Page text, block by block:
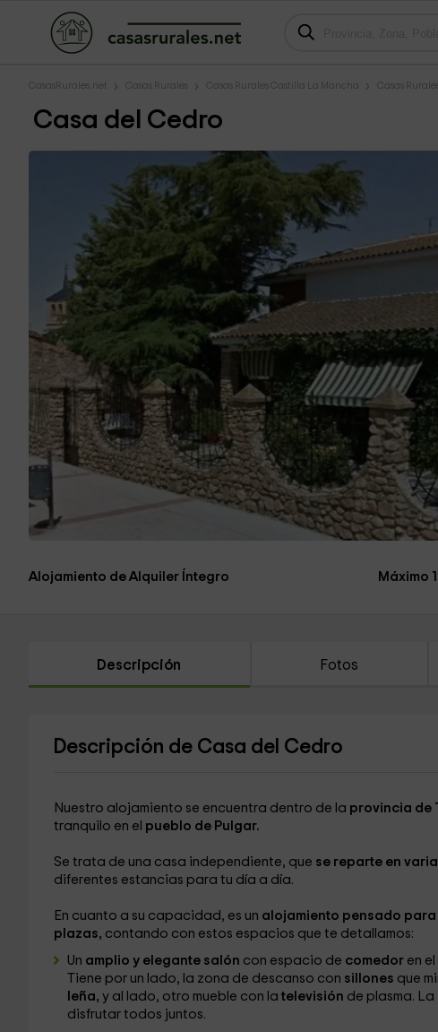
CasasRurales.net Casas Rurales Casas Rurales Castilla La Mancha Casas
Casa del Cedro
Alojamiento de Alquiler Íntegro Máximo
Descripción Fotos
Descripción de Casa del Cedro
Nuestro alojamiento se encuentra dentro de la provincia de
tranquilo en el pueblo de Pulgar.
Se trata de una casa independiente, que se reparte en
diferentes estancias para tu día a día.
En cuanto a su capacidad, es un alojamiento pensado para
plazas, contando con estos espacios que te detallamos:
Un amplio y elegante salón con espacio de comedor en
Tiene por un lado, la zona de descanso con sillones que
leña, y al lado, otro mueble con la televisión de plasma. La
disfrutar todos juntos.